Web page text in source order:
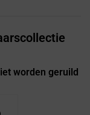
worden geruild